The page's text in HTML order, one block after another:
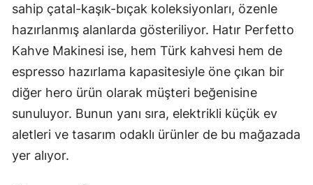
sahip çatal-kaşık-bıçak koleksiyonları, özenle
hazırlanmış alanlarda gösteriliyor. Hatır Perfetto
Kahve Makinesi ise, hem Türk kahvesi hem de
espresso hazırlama kapasitesiyle öne çıkan bir
diğer hero ürün olarak müşteri beğenisine
sunuluyor. Bunun yanı sıra, elektrikli küçük ev
aletleri ve tasarım odaklı ürünler de bu mağazada
yer alıyor.